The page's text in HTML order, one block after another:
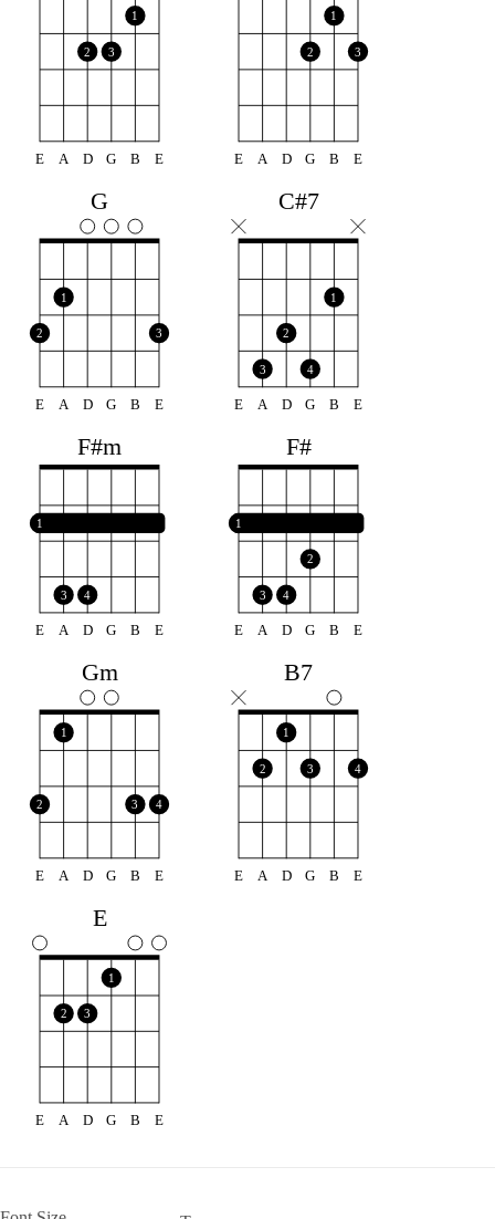
2 3
1
E A D G B E
2
1
3
E A D G B E
G
2
1
3
E A D G B E
C#7
3
2
4
1
E A D G B E
F#m
1
3 4
E A D G B E
F#
1
3 4
2
E A D G B E
Gm
2
1
3 4
E A D G B E
B7
2
1
3 4
E A D G B E
E
2 3
1
E A D G B E